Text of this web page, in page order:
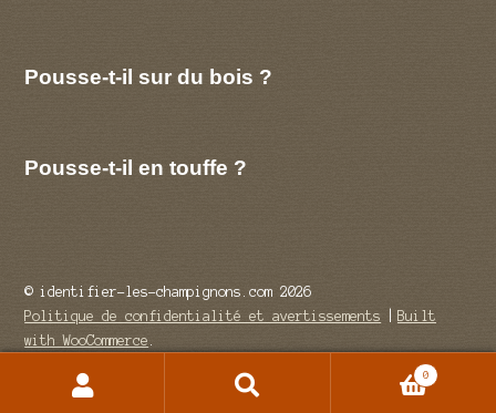
Pousse-t-il sur du bois ?
Pousse-t-il en touffe ?
© identifier-les-champignons.com 2026
Politique de confidentialité et avertissements
Built
with WooCommerce
Recherche
0